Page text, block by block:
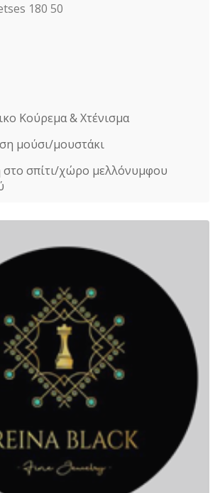
180 50
Κούρεμα & Χτένισμα
μούσι/μουστάκι
στο σπίτι/χώρο μελλόνυμφου